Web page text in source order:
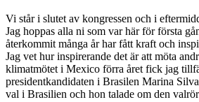
Vi står i slutet av kongressen och i
Jag hoppas alla ni som var här för första
återkommit många år har fått kraft och
Jag vet hur inspirerande det är att möta
klimatmötet i Mexico förra året fick jag
presidentkandidaten i Brasilen Marina
val i Brasilien och hon talade om den